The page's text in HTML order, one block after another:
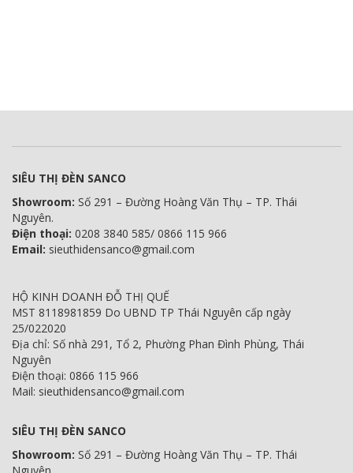
SIÊU THỊ ĐÈN SANCO
Showroom: Số 291 – Đường Hoàng Văn Thụ – TP. Thái
Nguyên.
Điện thoại: 0208 3840 585/ 0866 115 966
Email: sieuthidensanco@gmail.com
HỘ KINH DOANH ĐỖ THỊ QUẾ
MST 8118981859 Do UBND TP Thái Nguyên cấp ngày
25/022020
Địa chỉ: Số nhà 291, Tổ 2, Phường Phan Đình Phùng, Thái
Nguyên
Điện thoại: 0866 115 966
Mail: sieuthidensanco@gmail.com
SIÊU THỊ ĐÈN SANCO
Showroom: Số 291 – Đường Hoàng Văn Thụ – TP. Thái
Nguyên.